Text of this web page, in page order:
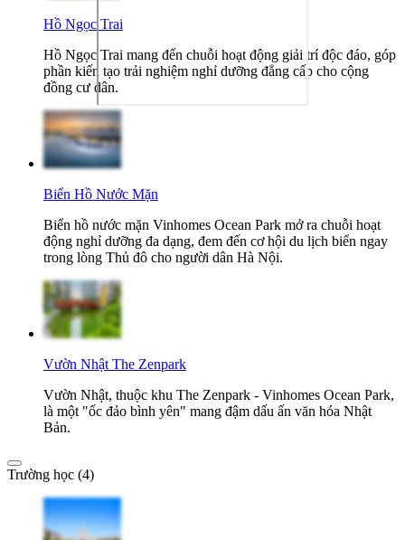
Hồ Ngọc Trai
Hồ Ngọc Trai mang đến chuỗi hoạt động giải trí độc đáo, góp
phần kiến tạo trải nghiệm nghỉ dưỡng đẳng cấp cho cộng
đồng cư dân.
Biển Hồ Nước Mặn
Biển hồ nước mặn Vinhomes Ocean Park mở ra chuỗi hoạt
động nghỉ dưỡng đa dạng, đem đến cơ hội du lịch biển ngay
trong lòng Thủ đô cho người dân Hà Nội.
Vườn Nhật The Zenpark
Vườn Nhật, thuộc khu The Zenpark - Vinhomes Ocean Park,
là một "ốc đảo bình yên" mang đậm dấu ấn văn hóa Nhật
Bản.
Trường học (4)